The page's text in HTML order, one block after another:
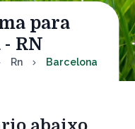
para
RN
Rn Barcelona